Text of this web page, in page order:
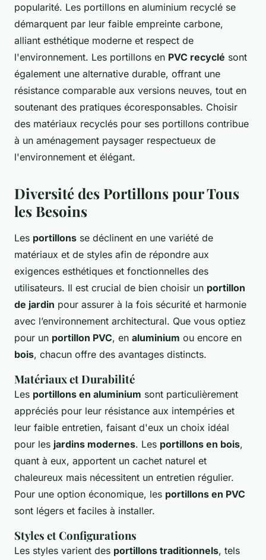
popularité. Les portillons en aluminium recyclé se
démarquent par leur faible empreinte carbone,
alliant esthétique moderne et respect de
l'environnement. Les portillons en PVC recyclé sont
également une alternative durable, offrant une
résistance comparable aux versions neuves, tout en
soutenant des pratiques écoresponsables. Choisir
des matériaux recyclés pour ses portillons contribue
à un aménagement paysager respectueux de
l'environnement et élégant.
Diversité des Portillons pour Tous
les Besoins
Les portillons se déclinent en une variété de
matériaux et de styles afin de répondre aux
exigences esthétiques et fonctionnelles des
utilisateurs. Il est crucial de bien choisir un portillon
de jardin pour assurer à la fois sécurité et harmonie
avec l’environnement architectural. Que vous optiez
pour un portillon PVC, en aluminium ou encore en
bois, chacun offre des avantages distincts.
Matériaux et Durabilité
Les portillons en aluminium sont particulièrement
appréciés pour leur résistance aux intempéries et
leur faible entretien, faisant d'eux un choix idéal
pour les jardins modernes. Les portillons en bois,
quant à eux, apportent un cachet naturel et
chaleureux mais nécessitent un entretien régulier.
Pour une option économique, les portillons en PVC
sont légers et faciles à installer.
Styles et Configurations
Les styles varient des portillons traditionnels, tels